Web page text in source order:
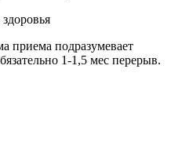
приема подразумевает
1-1,5 мес перерыв.